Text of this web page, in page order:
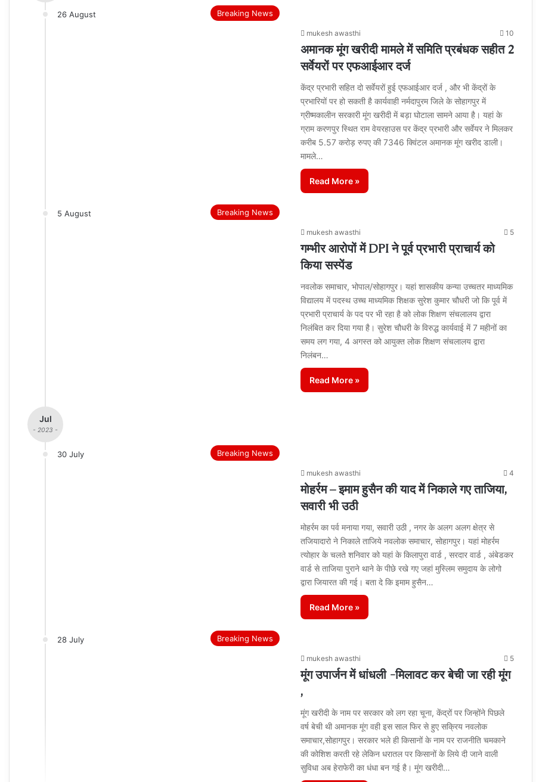
26 August Breaking News
mukesh awasthi 10
अमानक मूंग खरीदी मामले में समिति प्रबंधक सहीत 2
सर्वेयरों पर एफआईआर दर्ज
केंद्र प्रभारी सहित दो सर्वेयरों हुई एफआईआर दर्ज , और भी केंद्रों के
प्रभारियों पर हो सकती है कार्यवाही नर्मदापुरम जिले के सोहागपुर में
ग्रीष्मकालीन सरकारी मूंग खरीदी में बड़ा घोटाला सामने आया है। यहां के
ग्राम करणपुर स्थित राम वेयरहाउस पर केंद्र प्रभारी और सर्वेयर ने मिलकर
करीब 5.57 करोड़ रुपए की 7346 क्विंटल अमानक मूंग खरीद डाली।
मामले…
Read More »
5 August Breaking News
mukesh awasthi 5
गम्भीर आरोपों में DPI ने पूर्व प्रभारी प्राचार्य को
किया सस्पेंड
नवलोक समाचार, भोपाल/सोहागपुर। यहां शासकीय कन्या उच्चतर माध्यमिक
विद्यालय में पदस्थ उच्च माध्यमिक शिक्षक सुरेश कुमार चौधरी जो कि पूर्व में
प्रभारी प्राचार्य के पद पर भी रहा है को लोक शिक्षण संचलालय द्वारा
निलंबित कर दिया गया है। सुरेश चौधरी के विरुद्ध कार्यवाई में 7 महीनों का
समय लग गया, 4 अगस्त को आयुक्त लोक शिक्षण संचलालय द्वारा
निलंबन…
Read More »
Jul
- 2023 -
30 July Breaking News
mukesh awasthi 4
मोहर्रम – इमाम हुसैन की याद में निकाले गए ताजिया,
सवारी भी उठी
मोहर्रम का पर्व मनाया गया, सवारी उठी , नगर के अलग अलग क्षेत्र से
तजियादारो ने निकाले ताजिये नवलोक समाचार, सोहागपुर। यहां मोहर्रम
त्योहार के चलते शनिवार को यहां के किलापुरा वार्ड , सरदार वार्ड , अंबेडकर
वार्ड से ताजिया पुराने थाने के पीछे रखे गए जहां मुस्लिम समुदाय के लोगो
द्वारा जियारत की गई। बता दे कि इमाम हुसैन…
Read More »
28 July Breaking News
mukesh awasthi 5
मूंग उपार्जन में धांधली -मिलावट कर बेची जा रही मूंग
,
मूंग खरीदी के नाम पर सरकार को लग रहा चूना, केंद्रों पर जिन्होंने पिछले
वर्ष बेची थी अमानक मूंग वही इस साल फिर से हुए सक्रिय नवलोक
समाचार,सोहागपुर। सरकार भले ही किसानों के नाम पर राजनीति चमकाने
की कोशिश करती रहे लेकिन धरातल पर किसानों के लिये दी जाने वाली
सुविधा अब हेराफेरी का धंधा बन गई है। मूंग खरीदी…